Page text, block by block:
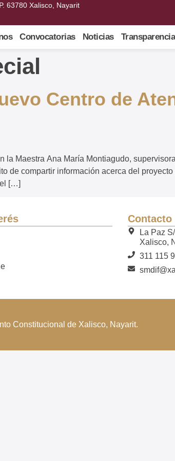
63780 Xalisco, Nayarit
Convocatorias Noticias Transparencia
Centro de
Maestra Ana María Montiagudo,
de compartir información acerca del
el […]
Contacto
La Paz
Xalisco,
311 115
Constitucional de Xalisco, Nayarit.